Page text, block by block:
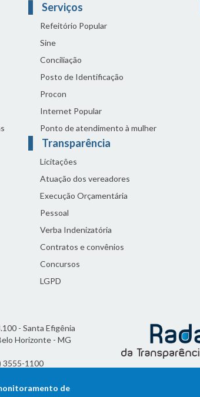
Serviços
Refeitório Popular
Sine
Conciliação
Posto de Identificação
Procon
Internet Popular
Ponto de atendimento à mulher
Transparência
Licitações
Atuação dos vereadores
Execução Orçamentária
Pessoal
Verba Indenizatória
Contratos e convênios
Concursos
LGPD
- Santa Efigênia
Horizonte - MG
3555-1100
de